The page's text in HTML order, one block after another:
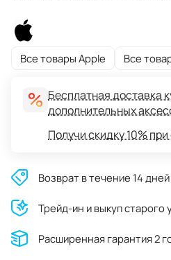
Все товары Apple Все
Бесплатная доставка
дополнительных
Получи скидку 10%
Возврат в течение 14 дней
Трейд-ин и выкуп старого
Расширенная гарантия 2